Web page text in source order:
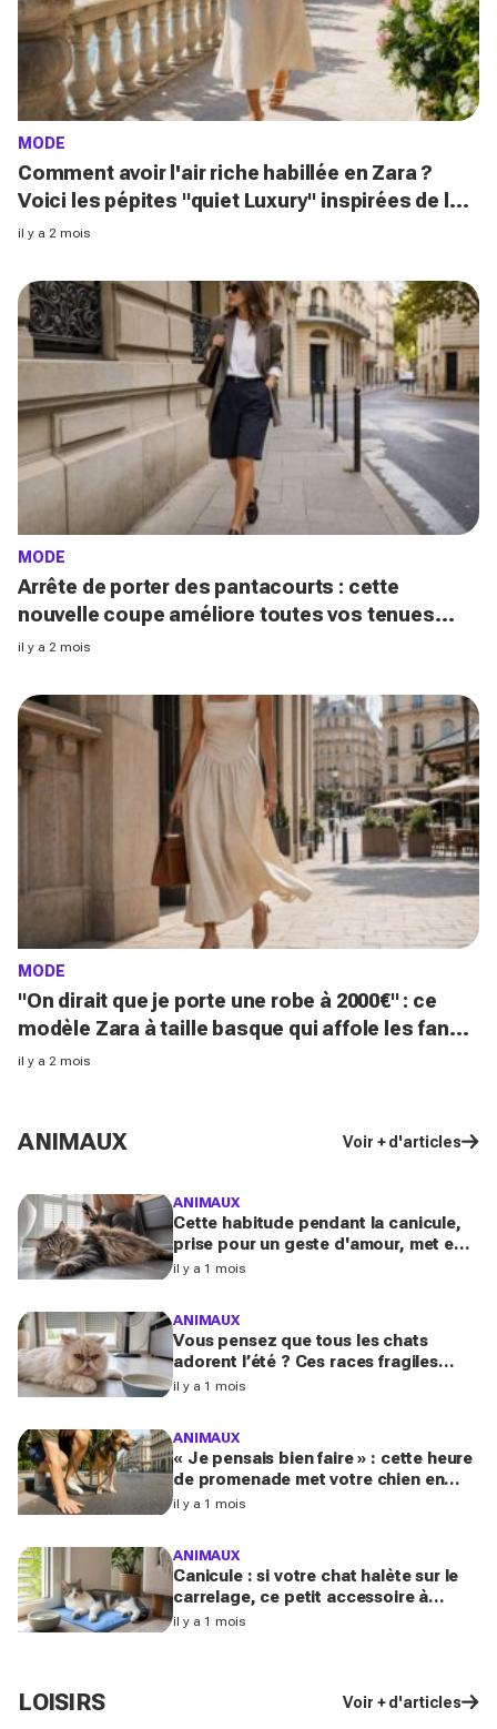
MODE
Comment avoir l'air riche habillée en Zara ?
Voici les pépites "quiet Luxury" inspirées de la
French Riviera
il y a 2 mois
MODE
Arrête de porter des pantacourts : cette
nouvelle coupe améliore toutes vos tenues
avec mocassins pour des looks chic et luxueux
il y a 2 mois
MODE
"On dirait que je porte une robe à 2000€" : ce
modèle Zara à taille basque qui affole les fans
de luxe
il y a 2 mois
ANIMAUX Voir + d'articles
ANIMAUX
Cette habitude pendant la canicule,
prise pour un geste d'amour, met en
danger les chats à poils longs selon
il y a 1 mois
ANIMAUX
Vous pensez que tous les chats
adorent l’été ? Ces races fragiles
risquent le coup de chaleur fatal sans
il y a 1 mois
ANIMAUX
« Je pensais bien faire » : cette heure
de promenade met votre chien en
danger l’été (et la plupart des maîtres
il y a 1 mois
ANIMAUX
Canicule : si votre chat halète sur le
carrelage, ce petit accessoire à
moins de 10 € peut transformer son
il y a 1 mois
LOISIRS Voir + d'articles